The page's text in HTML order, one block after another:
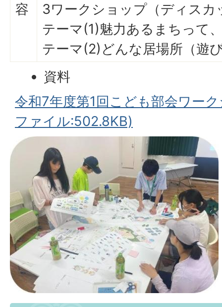
容
3ワークショップ（ディスカ
テーマ(1)魅力あるまちって
テーマ(2)どんな居場所（遊
資料
令和7年度第1回こども部会ワー
ファイル:502.8KB)